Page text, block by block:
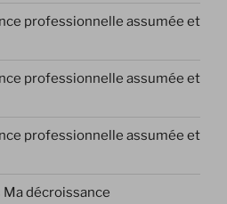
professionnelle assumée et
professionnelle assumée et
professionnelle assumée et
Ma décroissance